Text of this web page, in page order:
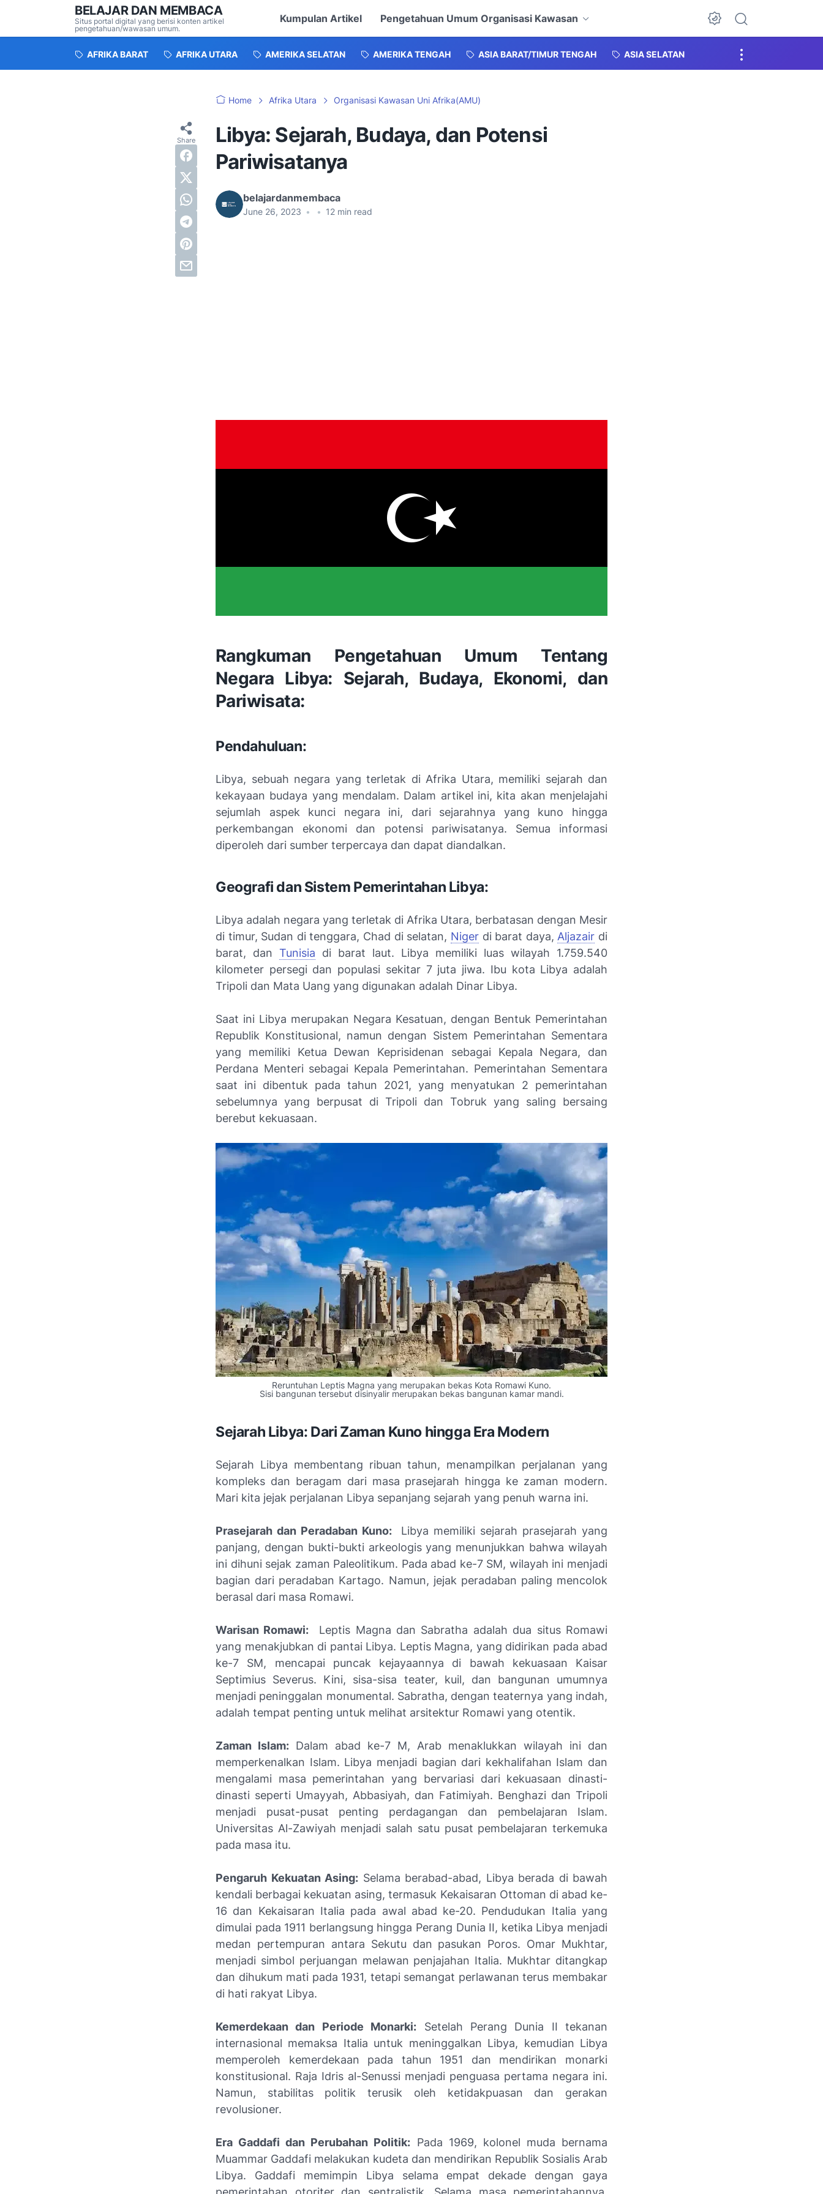
BELAJAR DAN MEMBACA
Situs portal digital yang berisi konten artikel
pengetahuan/wawasan umum.
Kumpulan Artikel Pengetahuan Umum Organisasi Kawasan
Dark Mode
AFRIKA BARAT AFRIKA UTARA AMERIKA SELATAN AMERIKA TENGAH ASIA BARAT/TIMUR TENGAH ASIA SELATAN
Home Afrika Utara Organisasi Kawasan Uni Afrika(AMU)
Libya: Sejarah, Budaya, dan Potensi
Pariwisatanya
belajardanmembaca
June 26, 2023 • • 12 min read
Rangkuman Pengetahuan Umum Tentang
Negara Libya: Sejarah, Budaya, Ekonomi, dan
Pariwisata:
Pendahuluan:
Libya, sebuah negara yang terletak di Afrika Utara, memiliki sejarah dan
kekayaan budaya yang mendalam. Dalam artikel ini, kita akan menjelajahi
sejumlah aspek kunci negara ini, dari sejarahnya yang kuno hingga
perkembangan ekonomi dan potensi pariwisatanya. Semua informasi
diperoleh dari sumber terpercaya dan dapat diandalkan.
Geografi dan Sistem Pemerintahan Libya:
Libya adalah negara yang terletak di Afrika Utara, berbatasan dengan Mesir
di timur, Sudan di tenggara, Chad di selatan, Nigerdi barat daya, Aljazair di
barat, dan Tunisia di barat laut. Libya memiliki luas wilayah 1.759.540
kilometer persegi dan populasi sekitar 7 juta jiwa. Ibu kota Libya adalah
Tripoli dan Mata Uang yang digunakan adalah Dinar Libya.
Saat ini Libya merupakan Negara Kesatuan, dengan Bentuk Pemerintahan
Republik Konstitusional, namun dengan Sistem Pemerintahan Sementara
yang memiliki Ketua Dewan Keprisidenan sebagai Kepala Negara, dan
Perdana Menteri sebagai Kepala Pemerintahan. Pemerintahan Sementara
saat ini dibentuk pada tahun 2021, yang menyatukan 2 pemerintahan
sebelumnya yang berpusat di Tripoli dan Tobruk yang saling bersaing
berebut kekuasaan.
Reruntuhan Leptis Magna yang merupakan bekas Kota Romawi Kuno.
Sisi bangunan tersebut disinyalir merupakan bekas bangunan kamar mandi.
Sejarah Libya: Dari Zaman Kuno hingga Era Modern
Sejarah Libya membentang ribuan tahun, menampilkan perjalanan yang
kompleks dan beragam dari masa prasejarah hingga ke zaman modern.
Mari kita jejak perjalanan Libya sepanjang sejarah yang penuh warna ini.
Prasejarah dan Peradaban Kuno:Libya memiliki sejarah prasejarah yang
panjang, dengan bukti-bukti arkeologis yang menunjukkan bahwa wilayah
ini dihuni sejak zaman Paleolitikum. Pada abad ke-7 SM, wilayah ini menjadi
bagian dari peradaban Kartago. Namun, jejak peradaban paling mencolok
berasal dari masa Romawi.
Warisan Romawi: Leptis Magna dan Sabratha adalah dua situs Romawi
yang menakjubkan di pantai Libya. Leptis Magna, yang didirikan pada abad
ke-7 SM, mencapai puncak kejayaannya di bawah kekuasaan Kaisar
Septimius Severus. Kini, sisa-sisa teater, kuil, dan bangunan umumnya
menjadi peninggalan monumental. Sabratha, dengan teaternya yang indah,
adalah tempat penting untuk melihat arsitektur Romawi yang otentik.
Zaman Islam: Dalam abad ke-7 M, Arab menaklukkan wilayah ini dan
memperkenalkan Islam. Libya menjadi bagian dari kekhalifahan Islam dan
mengalami masa pemerintahan yang bervariasi dari kekuasaan dinasti-
dinasti seperti Umayyah, Abbasiyah, dan Fatimiyah. Benghazi dan Tripoli
menjadi pusat-pusat penting perdagangan dan pembelajaran Islam.
Universitas Al-Zawiyah menjadi salah satu pusat pembelajaran terkemuka
pada masa itu.
Pengaruh Kekuatan Asing: Selama berabad-abad, Libya berada di bawah
kendali berbagai kekuatan asing, termasuk Kekaisaran Ottoman di abad ke-
16 dan Kekaisaran Italia pada awal abad ke-20. Pendudukan Italia yang
dimulai pada 1911 berlangsung hingga Perang Dunia II, ketika Libya menjadi
medan pertempuran antara Sekutu dan pasukan Poros. Omar Mukhtar,
menjadi simbol perjuangan melawan penjajahan Italia. Mukhtar ditangkap
dan dihukum mati pada 1931, tetapi semangat perlawanan terus membakar
di hati rakyat Libya.
Kemerdekaan dan Periode Monarki: Setelah Perang Dunia II tekanan
internasional memaksa Italia untuk meninggalkan Libya, kemudian Libya
memperoleh kemerdekaan pada tahun 1951 dan mendirikan monarki
konstitusional. Raja Idris al-Senussi menjadi penguasa pertama negara ini.
Namun, stabilitas politik terusik oleh ketidakpuasan dan gerakan
revolusioner.
Era Gaddafi dan Perubahan Politik: Pada 1969, kolonel muda bernama
Muammar Gaddafi melakukan kudeta dan mendirikan Republik Sosialis Arab
Libya. Gaddafi memimpin Libya selama empat dekade dengan gaya